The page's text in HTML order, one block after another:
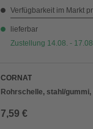
Verfügbarkeit im Markt
lieferbar
Zustellung 14.08. -
CORNAT
Rohrschelle, stahl/
7,59 €